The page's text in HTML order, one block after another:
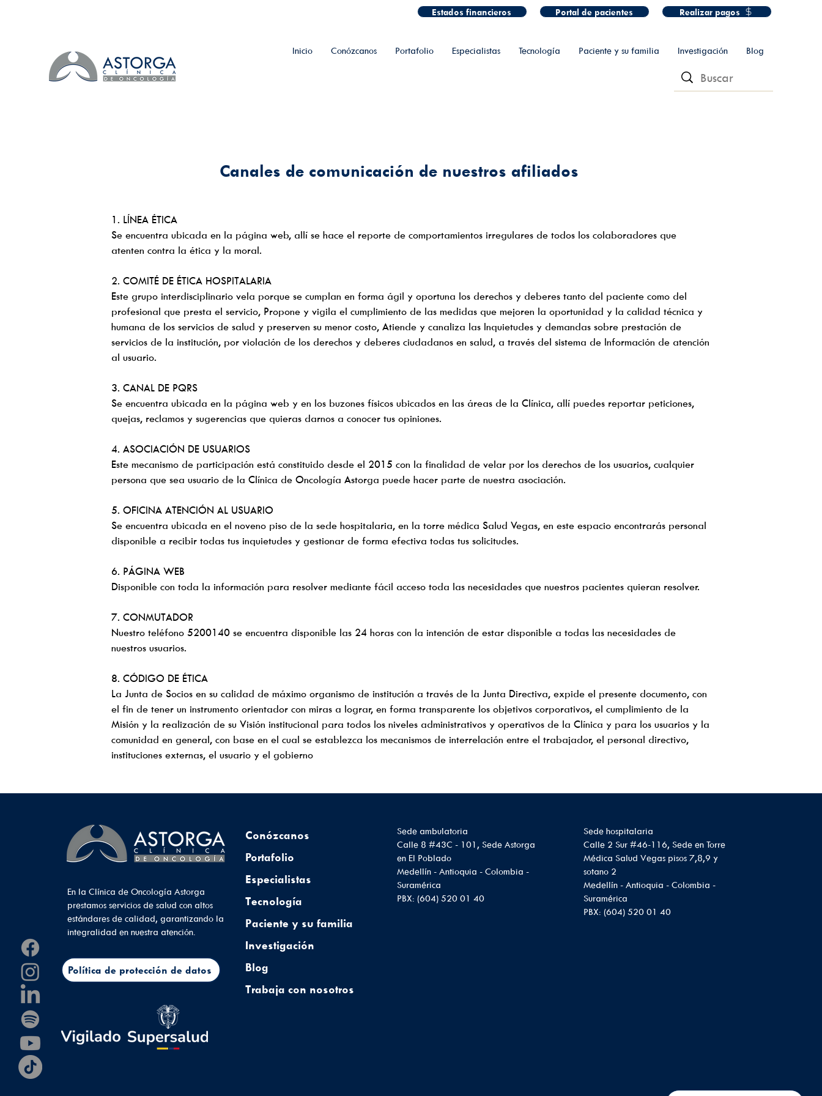
Estados financieros Portal de pacientes Realizar pagos
Inicio Conózcanos Portafolio Especialistas Tecnología Paciente y su familia Investigación Blog
Canales de comunicación de nuestros afiliados
1. LÍNEA ÉTICA
Se encuentra ubicada en la página web, allí se hace el reporte de comportamientos irregulares de todos los colaboradores que
atenten contra la ética y la moral.
2. COMITÉ DE ÉTICA HOSPITALARIA
Este grupo interdisciplinario vela porque se cumplan en forma ágil y oportuna los derechos y deberes tanto del paciente como del
profesional que presta el servicio, Propone y vigila el cumplimiento de las medidas que mejoren la oportunidad y la calidad técnica y
humana de los servicios de salud y preserven su menor costo, Atiende y canaliza las Inquietudes y demandas sobre prestación de
servicios de la institución, por violación de los derechos y deberes ciudadanos en salud, a través del sistema de Información de atención
al usuario.
3. CANAL DE PQRS
Se encuentra ubicada en la página web y en los buzones físicos ubicados en las áreas de la Clínica, allí puedes reportar peticiones,
quejas, reclamos y sugerencias que quieras darnos a conocer tus opiniones.
4. ASOCIACIÓN DE USUARIOS
Este mecanismo de participación está constituido desde el 2015 con la finalidad de velar por los derechos de los usuarios, cualquier
persona que sea usuario de la Clínica de Oncología Astorga puede hacer parte de nuestra asociación.
5. OFICINA ATENCIÓN AL USUARIO
Se encuentra ubicada en el noveno piso de la sede hospitalaria, en la torre médica Salud Vegas, en este espacio encontrarás personal
disponible a recibir todas tus inquietudes y gestionar de forma efectiva todas tus solicitudes.
6. PÁGINA WEB
Disponible con toda la información para resolver mediante fácil acceso toda las necesidades que nuestros pacientes quieran resolver.
7. CONMUTADOR
Nuestro teléfono 5200140 se encuentra disponible las 24 horas con la intención de estar disponible a todas las necesidades de
nuestros usuarios.
8. CÓDIGO DE ÉTICA
La Junta de Socios en su calidad de máximo organismo de institución a través de la Junta Directiva, expide el presente documento, con
el fin de tener un instrumento orientador con miras a lograr, en forma transparente los objetivos corporativos, el cumplimiento de la
Misión y la realización de su Visión institucional para todos los niveles administrativos y operativos de la Clínica y para los usuarios y la
comunidad en general, con base en el cual se establezca los mecanismos de interrelación entre el trabajador, el personal directivo,
instituciones externas, el usuario y el gobierno
En la Clínica de Oncología Astorga
prestamos servicios de salud con altos
estándares de calidad, garantizando la
integralidad en nuestra atención.
Política de protección de datos
Conózcanos
Portafolio
Especialistas
Tecnología
Paciente y su familia
Investigación
Blog
Trabaja con nosotros
Sede ambulatoria
Calle 8 #43C - 101, Sede Astorga
en El Poblado
Medellín - Antioquia - Colombia -
Suramérica
PBX: (604) 520 01 40
Sede hospitalaria
Calle 2 Sur #46-116, Sede en Torre
Médica Salud Vegas pisos 7,8,9 y
sotano 2
Medellín - Antioquia - Colombia -
Suramérica
PBX: (604) 520 01 40